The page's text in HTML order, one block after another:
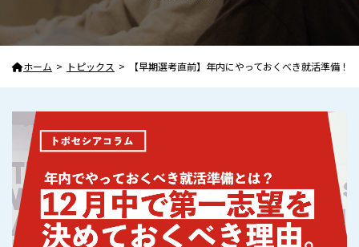
ホーム トピックス 【早期選考直前】年内にやっておくべき就活準備！